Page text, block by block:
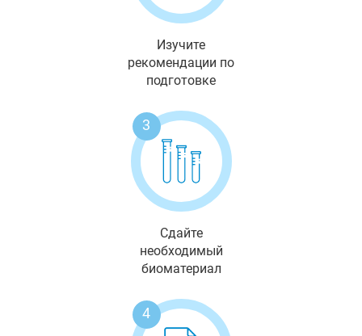
Изучите
рекомендации по
подготовке
3
Сдайте
необходимый
биоматериал
4